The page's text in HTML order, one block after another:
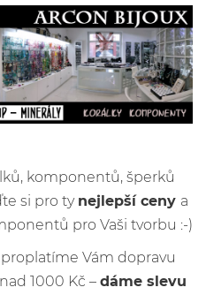
komponentů, šperků
si pro ty nejlepší ceny a
pro Vaši tvorbu :-)
proplatíme Vám dopravu
1000 Kč – dáme slevu